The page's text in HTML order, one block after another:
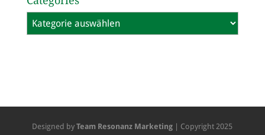
Categories
Designed byTeam Resonanz Marketing | Copyright 2025